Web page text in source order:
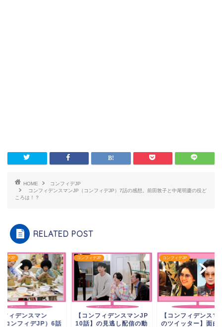
HOME
コンフィデJP
コンフィデンスマンJP（コンフィデJP）7話の感想。前田敦子と中尾明慶の役ど
ころは！？
RELATED POST
ィデJP
フィデンスマン
コンフィデJP）6話
コンフィデJP
【コンフィデンスマンJP
10話】の見逃し配信の動
コンフィデJP
【コンフィデンスマ
のツイッター】面白